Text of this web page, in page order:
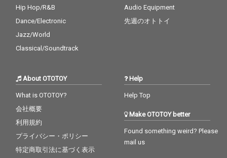
Hip Hop/R&B
Dance/Electronic
Jazz/World
Classical/Soundtrack
Audio Equipment
先週のオトトイ
About OTOTOY
What is OTOTOY?
会社概要
利用規約
プライバシー・ポリシー
特定商取引法に基づく表示
Help
Help Top
Make OTOTOY better
Found something weird? Please
mail us